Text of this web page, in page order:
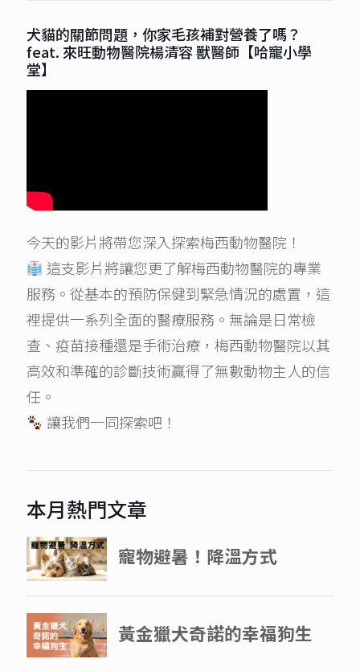
犬貓的關節問題，你家毛孩補對營養了嗎？
feat. 來旺動物醫院楊清容 獸醫師【哈寵小學
堂】
今天的影片將帶您深入探索梅西動物醫院！
這支影片將讓您更了解梅西動物醫院的專業
服務。從基本的預防保健到緊急情況的處置，這
裡提供一系列全面的醫療服務。無論是日常檢
查、疫苗接種還是手術治療，梅西動物醫院以其
高效和準確的診斷技術贏得了無數動物主人的信
任。
讓我們一同探索吧！
本月熱門文章